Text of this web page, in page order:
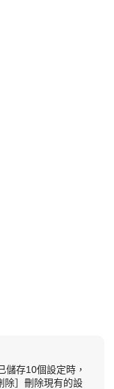
儲存10個設定時，
除］ 刪除現有的設